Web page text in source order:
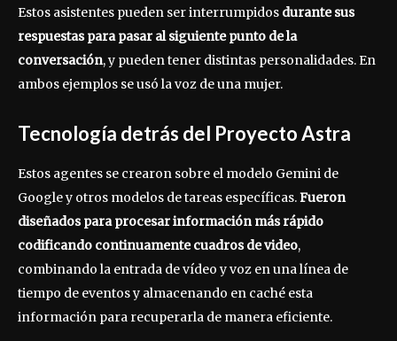
Estos asistentes pueden ser interrumpidos durante sus
respuestas para pasar al siguiente punto de la
conversación, y pueden tener distintas personalidades. En
ambos ejemplos se usó la voz de una mujer.
Tecnología detrás del Proyecto Astra
Estos agentes se crearon sobre el modelo Gemini de
Google y otros modelos de tareas específicas.Fueron
diseñados para procesar información más rápido
codificando continuamente cuadros de video,
combinando la entrada de vídeo y voz en una línea de
tiempo de eventos y almacenando en caché esta
información para recuperarla de manera eficiente.